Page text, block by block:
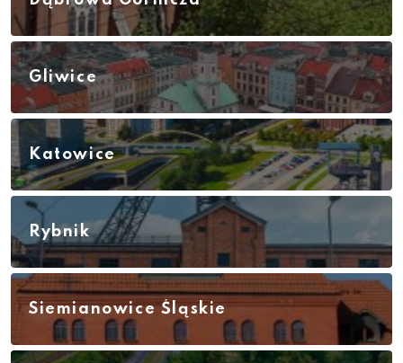
Gliwice
Katowice
Rybnik
Siemianowice Śląskie